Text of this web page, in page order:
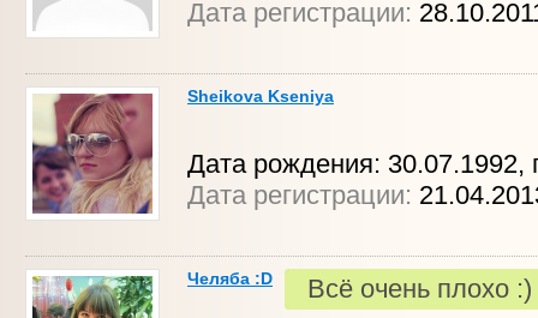
Дата регистрации:
Sheikova Kseniya
Дата рождения: 30.07.1992,
Дата регистрации:
Челяба :D Всё очень плохо :)